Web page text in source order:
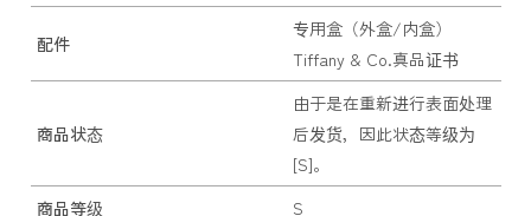
配件
专用盒（外盒/内盒）
Tiffany & Co.真品证书
商品状态
由于是在重新进行表面处理
后发货，因此状态等级为
[S]。
商品等级
S